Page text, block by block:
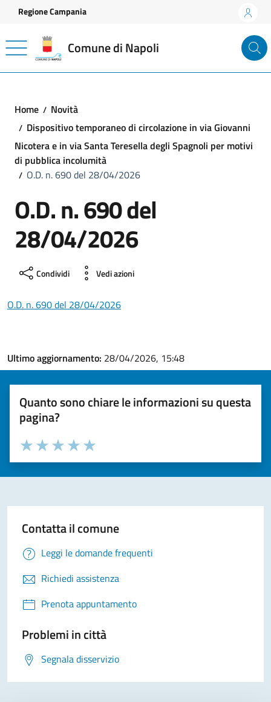
Vai ai contenuti
Vai al footer
Regione Campania
Comune di Napoli
Home
Novità
Dispositivo temporaneo di circolazione in via Giovanni
Nicotera e in via Santa Teresella degli Spagnoli per motivi
di pubblica incolumità
O.D. n. 690 del 28/04/2026
O.D. n. 690 del
28/04/2026
Condividi Vedi azioni
O.D. n. 690 del 28/04/2026
Ultimo aggiornamento: 28/04/2026, 15:48
Quanto sono chiare le informazioni su questa
pagina?
Valuta la chiarezza delle informazioni (da 1 a 5 stelle)
Seleziona il numero di stelle per valutare la chiarezza delle
Valuta 5 stelle su 5
Valuta 4 stelle su 5
Valuta 3 stelle su 5
Valuta 2 stelle su 5
Valuta 1 stelle su 5
Contatta il comune
Leggi le domande frequenti
Richiedi assistenza
Prenota appuntamento
Problemi in città
Segnala disservizio